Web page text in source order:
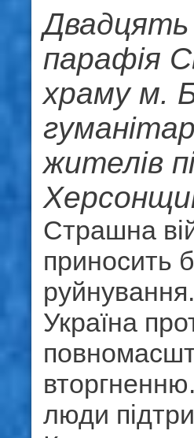
Двадцять
парафія
храму м.
жителів
Страшна
приносить
Україна
люди